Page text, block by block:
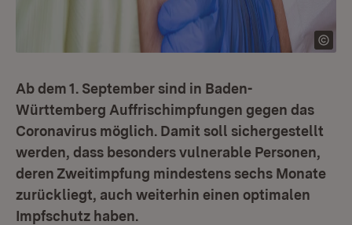
Ab dem 1. September sind in Baden-
Württemberg Auffrischimpfungen gegen das
Coronavirus möglich. Damit soll sichergestellt
werden, dass besonders vulnerable Personen,
deren Zweitimpfung mindestens sechs Monate
zurückliegt, auch weiterhin einen optimalen
Impfschutz haben.